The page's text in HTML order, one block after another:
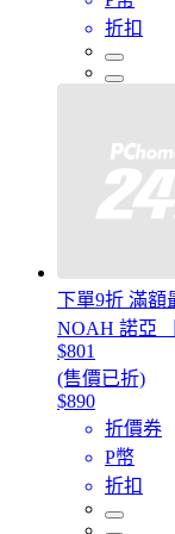
折扣
下單9折 滿額
NOAH 諾亞
$801
(售價已折)
$890
折價券
P幣
折扣